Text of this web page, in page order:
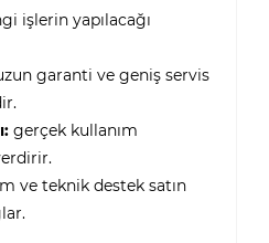
işlerin yapılacağı
garanti ve geniş servis
gerçek kullanım
ve teknik destek satın